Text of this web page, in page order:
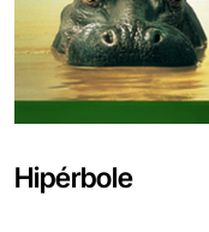
Hipérbole